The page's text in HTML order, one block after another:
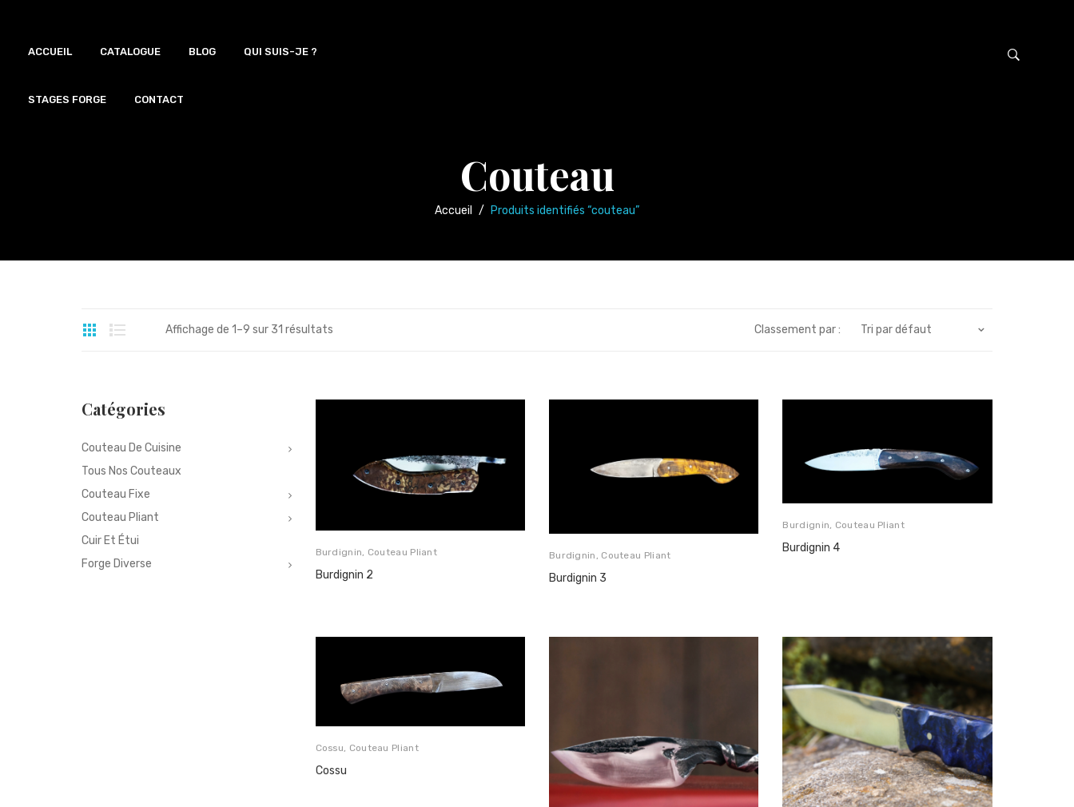
ACCUEIL CATALOGUE BLOG QUI SUIS-JE ?
STAGES FORGE CONTACT
Couteau
Accueil / Produits identifiés “couteau”
Affichage de 1–9 sur 31 résultats Classement par : Tri par défaut
Burdignin, Couteau Pliant
Burdignin 2
Burdignin , Couteau Pliant
Burdignin 3
Burdignin, Couteau Pliant
Burdignin 4
Cossu, Couteau Pliant
Cossu
Catégories
Couteau De Cuisine
Tous Nos Couteaux
Couteau Fixe
Couteau Pliant
Cuir Et Étui
Forge Diverse